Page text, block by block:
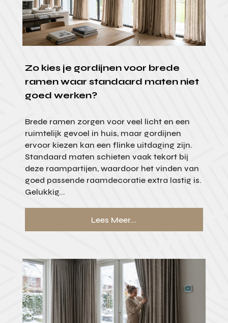
Zo kies je gordijnen voor brede
ramen waar standaard maten niet
goed werken?
Brede ramen zorgen voor veel licht en een
ruimtelijk gevoel in huis, maar gordijnen
ervoor kiezen kan een flinke uitdaging zijn.
Standaard maten schieten vaak tekort bij
deze raampartijen, waardoor het vinden van
goed passende raamdecoratie extra lastig is.
Gelukkig...
Lees Meer...